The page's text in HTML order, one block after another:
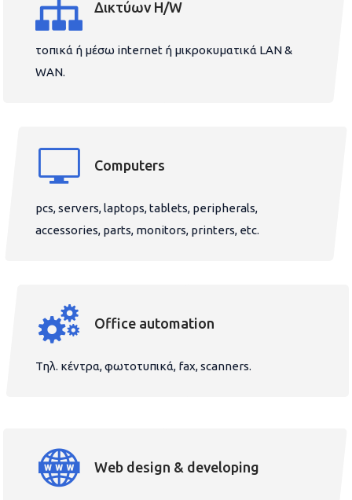
Δικτύων H/W
τοπικά ή μέσω internet ή μικροκυματικά LAN &
WAN.
Computers
pcs, servers, laptops, tablets, peripherals,
accessories, parts, monitors, printers, etc.
Office automation
Τηλ. κέντρα, φωτοτυπικά, fax, scanners.
Web design & developing